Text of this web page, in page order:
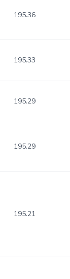
195.36
195.33
195.29
195.29
195.21